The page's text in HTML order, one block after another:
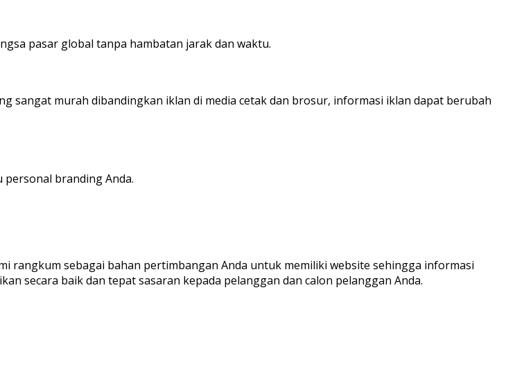
pasar global tanpa hambatan jarak dan waktu.
sangat murah dibandingkan iklan di media cetak dan brosur, informasi iklan dapat berubah
branding Anda.
rangkum sebagai bahan pertimbangan Anda untuk memiliki website sehingga informasi
secara baik dan tepat sasaran kepada pelanggan dan calon pelanggan Anda.